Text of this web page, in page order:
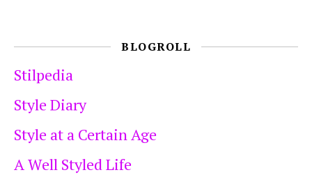
BLOGROLL
Stilpedia
Style Diary
Style at a Certain Age
A Well Styled Life